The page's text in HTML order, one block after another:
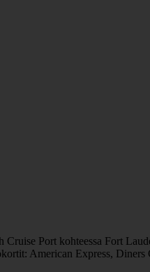
Port kohteessa Fort
American Express, Diners